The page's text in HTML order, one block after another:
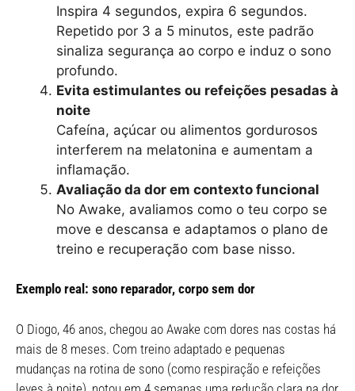
Inspira 4 segundos, expira 6 segundos.
Repetido por 3 a 5 minutos, este padrão
sinaliza segurança ao corpo e induz o sono
profundo.
Evita estimulantes ou refeições pesadas à
noite
Cafeína, açúcar ou alimentos gordurosos
interferem na melatonina e aumentam a
inflamação.
Avaliação da dor em contexto funcional
No Awake, avaliamos como o teu corpo se
move e descansa e adaptamos o plano de
treino e recuperação com base nisso.
Exemplo real: sono reparador, corpo sem dor
O Diogo, 46 anos, chegou ao Awake com dores nas costas há
mais de 8 meses. Com treino adaptado e pequenas
mudanças na rotina de sono (como respiração e refeições